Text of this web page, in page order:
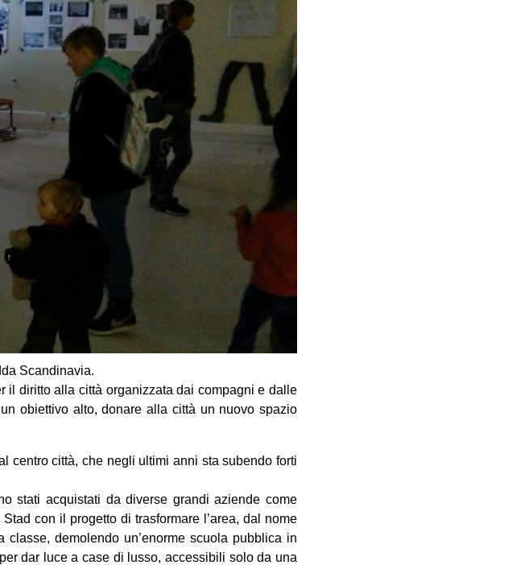
Scandinavia.
il diritto alla città organizzata dai compagni e dalle
obiettivo alto, donare alla città un nuovo spazio
centro città, che negli ultimi anni sta subendo forti
stati acquistati da diverse grandi aziende come
con il progetto di trasformare l’area, dal nome
demolendo un’enorme scuola pubblica in
dar luce a case di lusso, accessibili solo da una